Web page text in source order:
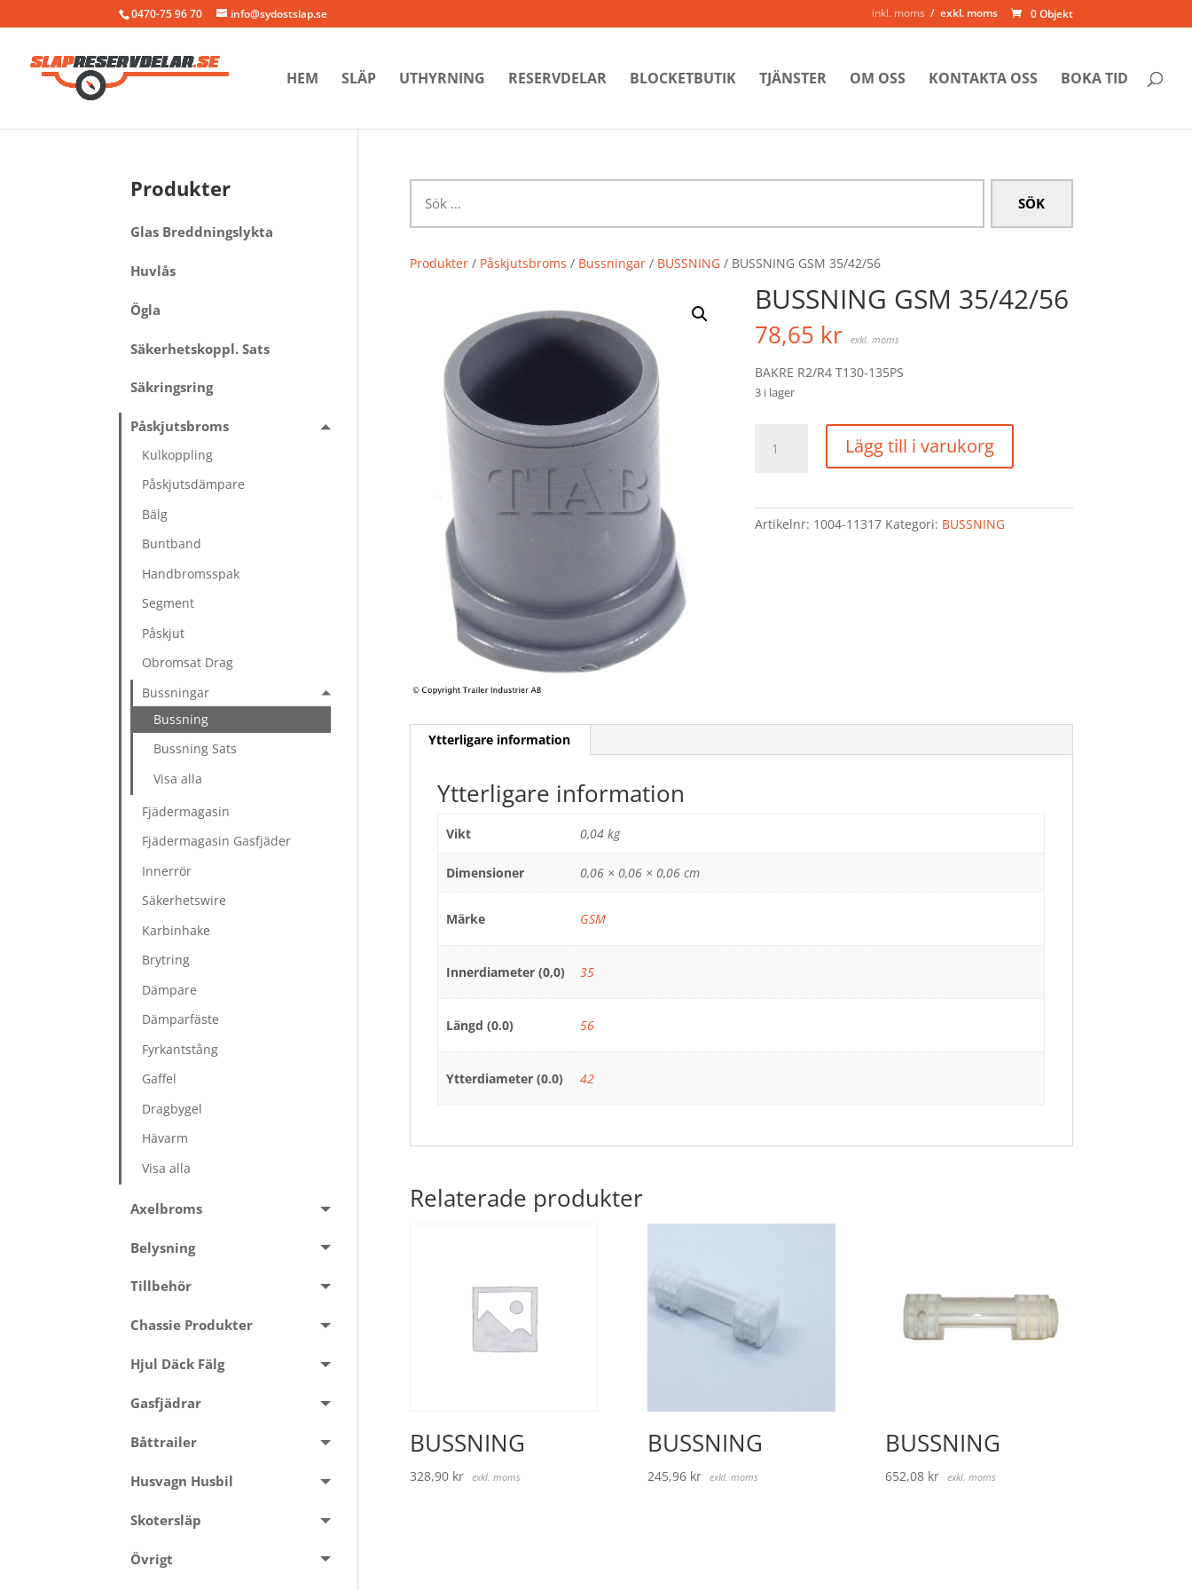
0470-75 96 70 info@sydostslap.se 0 Objekt
inkl. moms exkl. moms
HEM SLÄP UTHYRNING RESERVDELAR BLOCKETBUTIK TJÄNSTER OM OSS KONTAKTA OSS BOKA TID
efter:
Produkter / Påskjutsbroms / Bussningar / BUSSNING / BUSSNING GSM 35/42/56
BUSSNING GSM 35/42/56
78,65 kr exkl. moms
BAKRE R2/R4 T130-135PS
3 i lager
GSM
Lägg till i varukorg
Artikelnr: 1004-11317 Kategori: BUSSNING
Ytterligare information
Ytterligare information
Vikt 0,04 kg
Dimensioner 0,06 × 0,06 × 0,06 cm
Märke GSM
Innerdiameter (0,0) 35
Längd (0.0) 56
Ytterdiameter (0.0) 42
Relaterade produkter
BUSSNING
328,90 kr exkl. moms
BUSSNING
245,96 kr exkl. moms
BUSSNING
652,08 kr exkl. moms
Produkter
Glas Breddningslykta
Huvlås
Ögla
Säkerhetskoppl. Sats
Säkringsring
Påskjutsbroms
Kulkoppling
Påskjutsdämpare
Bälg
Buntband
Handbromsspak
Segment
Påskjut
Obromsat Drag
Bussningar
Bussning
Bussning Sats
Visa alla
Fjädermagasin
Fjädermagasin Gasfjäder
Innerrör
Säkerhetswire
Karbinhake
Brytring
Dämpare
Dämparfäste
Fyrkantstång
Gaffel
Dragbygel
Hävarm
Visa alla
Axelbroms
Belysning
Tillbehör
Chassie Produkter
Hjul Däck Fälg
Gasfjädrar
Båttrailer
Husvagn Husbil
Skotersläp
Övrigt